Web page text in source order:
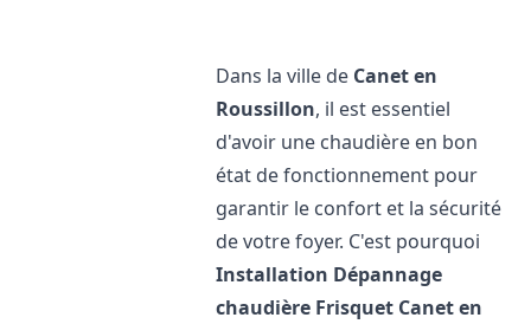
Dans la ville de Canet en
Roussillon, il est essentiel
d'avoir une chaudière en bon
état de fonctionnement pour
garantir le confort et la sécurité
de votre foyer. C'est pourquoi
Installation Dépannage
chaudière Frisquet Canet en